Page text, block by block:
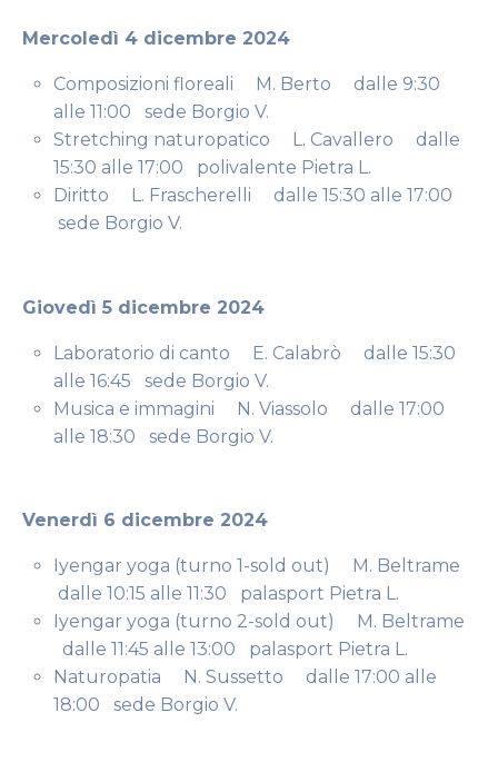
Mercoledì 4 dicembre 2024
Composizioni floreali M. Berto dalle 9:30
alle 11:00 sede Borgio V.
Stretching naturopatico L. Cavallero dalle
15:30 alle 17:00 polivalente Pietra L.
Diritto L. Frascherelli dalle 15:30 alle 17:00
sede Borgio V.
Giovedì 5 dicembre 2024
Laboratorio di canto E. Calabrò dalle 15:30
alle 16:45 sede Borgio V.
Musica e immagini N. Viassolo dalle 17:00
alle 18:30 sede Borgio V.
Venerdì 6 dicembre 2024
Iyengar yoga (turno 1-sold out) M. Beltrame
dalle 10:15 alle 11:30 palasport Pietra L.
Iyengar yoga (turno 2-sold out) M. Beltrame
dalle 11:45 alle 13:00 palasport Pietra L.
Naturopatia N. Sussetto dalle 17:00 alle
18:00 sede Borgio V.